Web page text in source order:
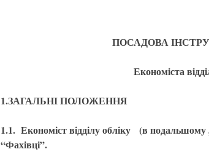
ПОСАДОВА
Економіста
1.ЗАГАЛЬНІ ПОЛОЖЕННЯ
1.1. Економіст відділу обліку (в подальшому
“Фахівці”.